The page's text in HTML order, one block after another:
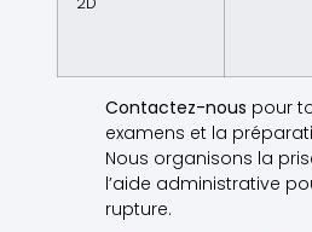
Contactez-nous pour
examens et la
Nous organisons la
l’aide administrative
rupture.